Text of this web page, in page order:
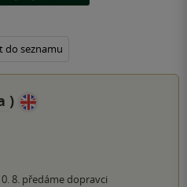
do seznamu
)
8. předáme dopravci